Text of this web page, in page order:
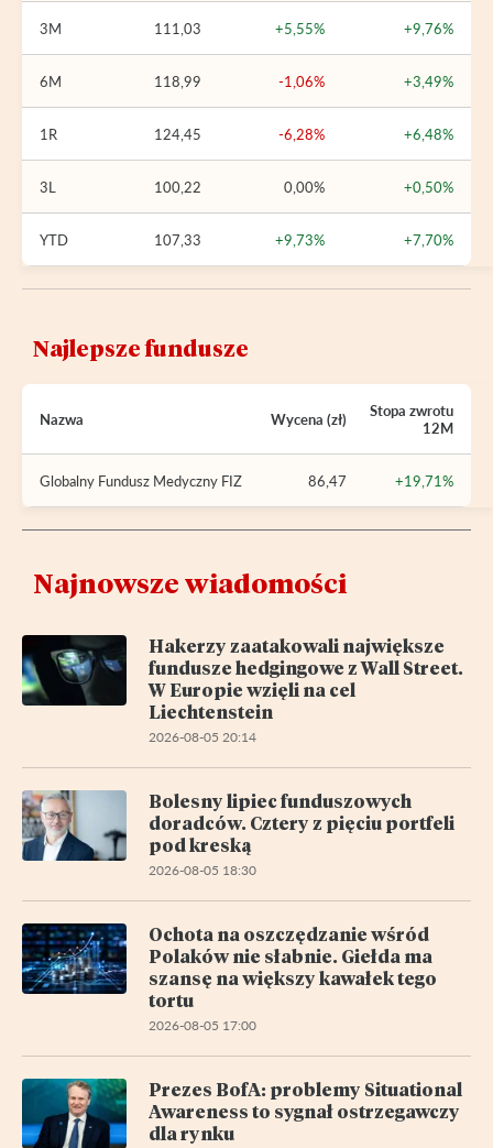
3M 111,03 +5,55% +9,76%
6M 118,99 -1,06% +3,49%
1R 124,45 -6,28% +6,48%
3L 100,22 0,00% +0,50%
YTD 107,33 +9,73% +7,70%
Najlepsze fundusze
Nazwa Wycena (zł)
Stopa zwrotu
12M
Globalny Fundusz Medyczny FIZ 86,47 +19,71%
Najnowsze wiadomości
Hakerzy zaatakowali największe
fundusze hedgingowe z Wall Street.
W Europie wzięli na cel
Liechtenstein
2026-08-05 20:14
Bolesny lipiec funduszowych
doradców. Cztery z pięciu portfeli
pod kreską
2026-08-05 18:30
Ochota na oszczędzanie wśród
Polaków nie słabnie. Giełda ma
szansę na większy kawałek tego
tortu
2026-08-05 17:00
Prezes BofA: problemy Situational
Awareness to sygnał ostrzegawczy
dla rynku